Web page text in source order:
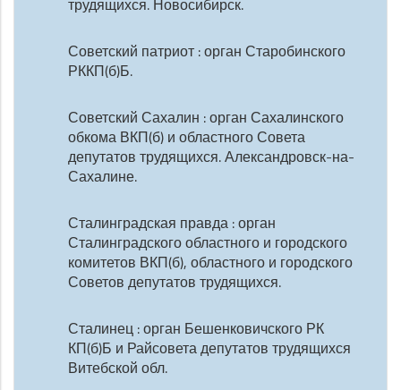
трудящихся. Новосибирск.
Советский патриот : орган Старобинского
РККП(б)Б.
Советский Сахалин : орган Сахалинского
обкома ВКП(б) и областного Совета
депутатов трудящихся. Александровск-на-
Сахалине.
Сталинградская правда : орган
Сталинградского областного и городского
комитетов ВКП(б), областного и городского
Советов депутатов трудящихся.
Сталинец : орган Бешенковичского РК
КП(б)Б и Райсовета депутатов трудящихся
Витебской обл.